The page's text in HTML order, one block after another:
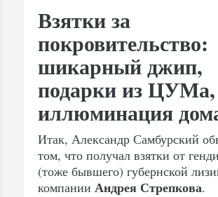
Взятки за
покровительство:
шикарный джип,
подарки из ЦУМа,
иллюминация
Итак, Александр Самбурский
том, что получал взятки от
(тоже бывшего) губернской
компании Андрея Стрепкова.